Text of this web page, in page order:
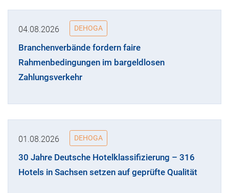
04.08.2026 DEHOGA
Branchenverbände fordern faire
Rahmenbedingungen im bargeldlosen
Zahlungsverkehr
01.08.2026 DEHOGA
30 Jahre Deutsche Hotelklassifizierung – 316
Hotels in Sachsen setzen auf geprüfte Qualität